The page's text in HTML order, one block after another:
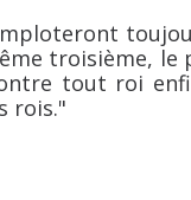
troisième, le
tout roi
rois."